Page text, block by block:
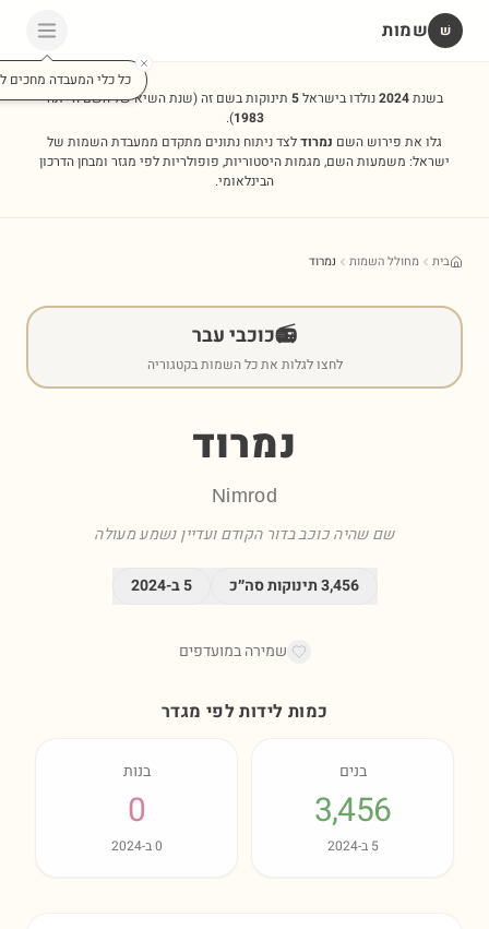
שׁ שמות
כל כלי המעבדה מחכים
בשנת2024נולדו בישראל5 תינוקות בשם זה(שנת השיא של השם הייתה
1983
).
גלו את פירוש השם נמרודלצד ניתוח נתונים מתקדם ממעבדת השמות של
ישראל: משמעות השם, מגמות היסטוריות, פופולריות לפי מגזר ומבחן הדרכון
הבינלאומי.
בית מחולל השמות נמרוד
📻כוכבי עבר
לחצו לגלות את כל השמות בקטגוריה
נמרוד
Nimrod
שם שהיה כוכב בדור הקודם ועדיין נשמע מעולה
3,456תינוקות סה״כ 5ב-2024
שמירה במועדפים
כמות לידות לפי מגדר
בנים
3,456
5 ב-2024
בנות
0
0ב-2024